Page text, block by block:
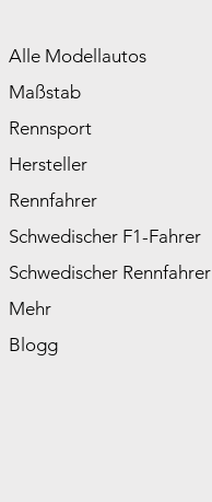
Alle Modellautos
Maßstab
Rennsport
Hersteller
Rennfahrer
Schwedischer F1-Fahrer
Schwedischer Rennfahrer
Mehr
Blogg